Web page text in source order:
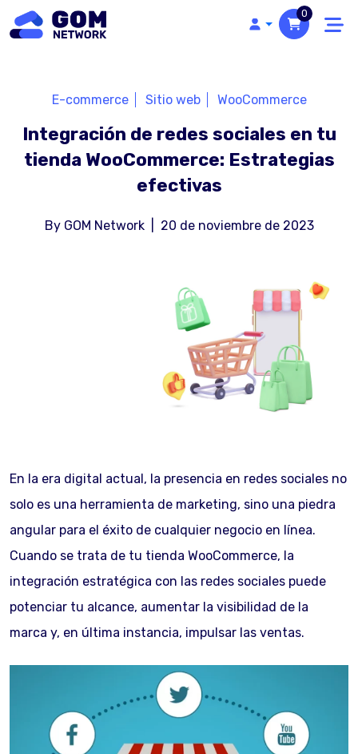
0
Integración de redes sociales en tu
tienda WooCommerce: Estrategias
efectivas
E-commerce Sitio web WooCommerce
By GOM Network 20 de noviembre de 2023
En la era digital actual, la presencia en redes sociales no
solo es una herramienta de marketing, sino una piedra
angular para el éxito de cualquier negocio en línea.
Cuando se trata de tu tienda WooCommerce, la
integración estratégica con las redes sociales puede
potenciar tu alcance, aumentar la visibilidad de la
marca y, en última instancia, impulsar las ventas.